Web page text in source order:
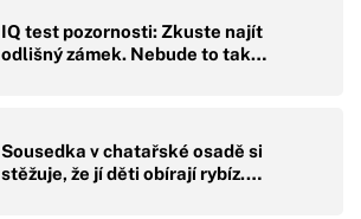
IQ test pozornosti: Zkuste najít
odlišný zámek. Nebude to tak…
Sousedka v chatařské osadě si
stěžuje, že jí děti obírají rybíz.…